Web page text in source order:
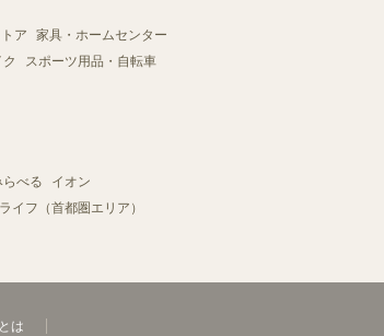
ア
家具・ホームセンター
スポーツ用品・自転車
らべる
イオン
ライフ（首都圏エリア）
は